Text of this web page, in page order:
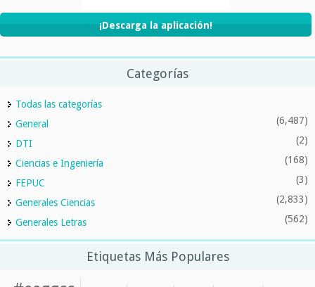
¡Descarga la aplicación!
Categorías
Todas las categorías
General
(6,487)
DTI (2)
Ciencias e Ingeniería (168)
FEPUC (3)
Generales Ciencias (2,833)
Generales Letras (562)
Etiquetas Más Populares